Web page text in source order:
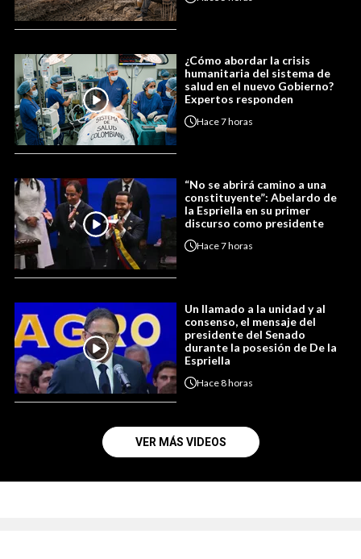
¿Cómo abordar la crisis
humanitaria del sistema de
salud en el nuevo Gobierno?
Expertos responden
Hace7 horas
“No se abrirá camino a una
constituyente”: Abelardo de
la Espriella en su primer
discurso como presidente
Hace7 horas
Un llamado a la unidad y al
consenso, el mensaje del
presidente del Senado
durante la posesión de De la
Espriella
Hace8 horas
VER MÁS VIDEOS